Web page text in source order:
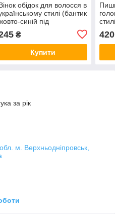
обідок для волосся в
стилі (бантик
синій під
вишиванку, обруч ручної
на голову)
₴
Купити
420
за рік
м. Верхньодніпровськ,